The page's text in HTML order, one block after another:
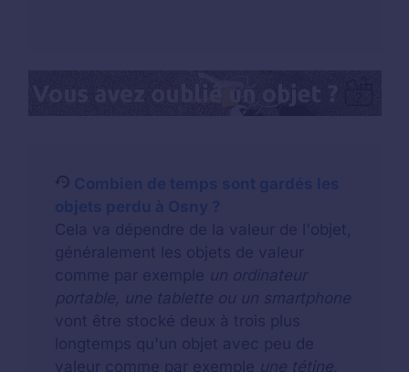
Combien de temps sont gardés les
objets perdu à Osny ?
Cela va dépendre de la valeur de l'objet,
généralement les objets de valeur
comme par exemple un ordinateur
portable, une tablette ou un smartphone
vont être stocké deux à trois plus
longtemps qu'un objet avec peu de
valeur comme par exemple une tétine,